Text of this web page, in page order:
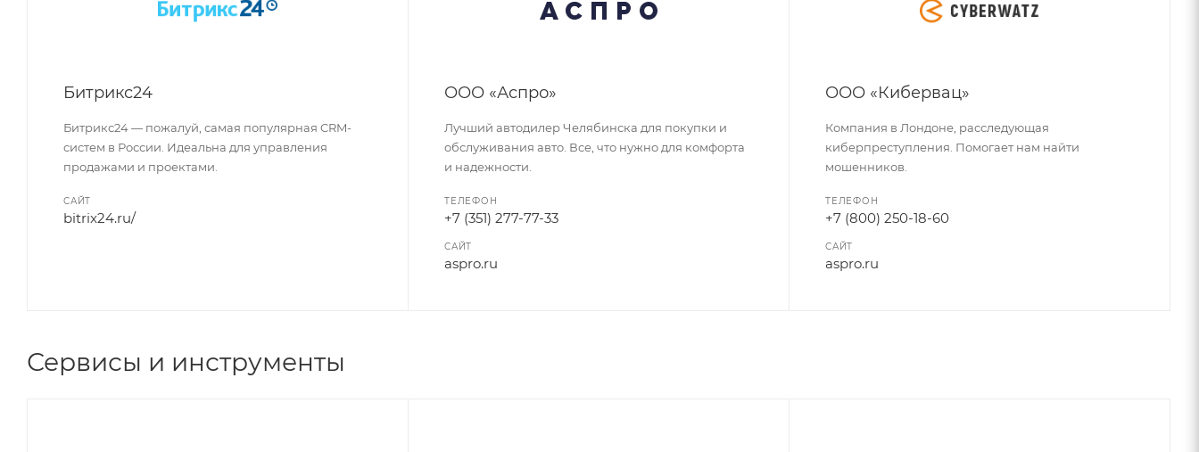
Битрикс24
Битрикс24 — пожалуй, самая популярная CRM-
систем в России. Идеальна для управления
продажами и проектами.
САЙТ
bitrix24.ru/
ООО «Аспро»
Лучший автодилер Челябинска для покупки и
обслуживания авто. Все, что нужно для комфорта
и надежности.
ТЕЛЕФОН
+7 (351) 277-77-33
САЙТ
aspro.ru
ООО «Кибервац»
Компания в Лондоне, расследующая
киберпреступления. Помогает нам найти
мошенников.
ТЕЛЕФОН
+7 (800) 250-18-60
САЙТ
aspro.ru
Сервисы и инструменты